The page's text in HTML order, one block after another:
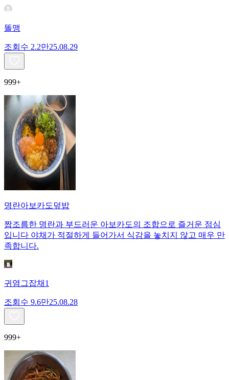
똘맹
조회수 2.2만25.08.29
999+
명란아보카도덮밥
짭조름한 명란과 부드러운 아보카도의 조합으로 즐거운 점심
입니다 야채가 적절하게 들어가서 식감을 놓치지 않고 매우 만
족합니다.
귀염그잡채1
조회수 9.6만25.08.28
999+